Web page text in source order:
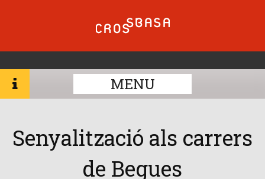
MENU
Senyalització als carrers
de Begues